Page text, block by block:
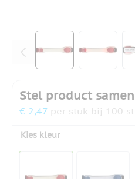
View
Stel product samen
€ 2,47 per stuk bij 100
Kies kleur